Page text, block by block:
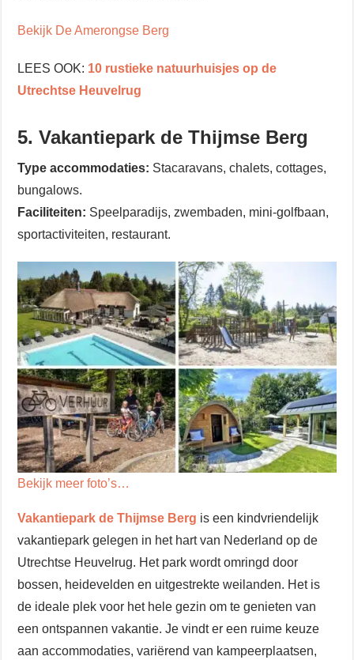
Bekijk De Amerongse Berg
LEES OOK: 10 rustieke natuurhuisjes op de
Utrechtse Heuvelrug
5. Vakantiepark de Thijmse Berg
Type accommodaties: Stacaravans, chalets, cottages,
bungalows.
Faciliteiten: Speelparadijs, zwembaden, mini-golfbaan,
sportactiviteiten, restaurant.
Bekijk meer foto’s…
Vakantiepark de Thijmse Berg is een kindvriendelijk
vakantiepark gelegen in het hart van Nederland op de
Utrechtse Heuvelrug. Het park wordt omringd door
bossen, heidevelden en uitgestrekte weilanden. Het is
de ideale plek voor het hele gezin om te genieten van
een ontspannen vakantie. Je vindt er een ruime keuze
aan accommodaties, variërend van kampeerplaatsen,